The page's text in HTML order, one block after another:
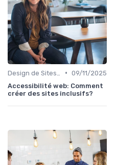
• 09/11/2025
Accessibilité web: Comment
créer des sites inclusifs?